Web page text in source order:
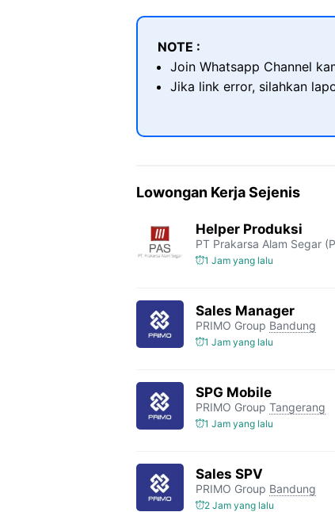
NOTE :
Join Whatsapp Channel
Jika link error, silahkan
Lowongan Kerja Sejenis
Helper Produksi
PT Prakarsa Alam Segar
1 Jam yang lalu
Sales Manager
PRIMO Group Bandung
1 Jam yang lalu
SPG Mobile
PRIMO Group Tangerang
1 Jam yang lalu
Sales SPV
PRIMO Group Bandung
2 Jam yang lalu